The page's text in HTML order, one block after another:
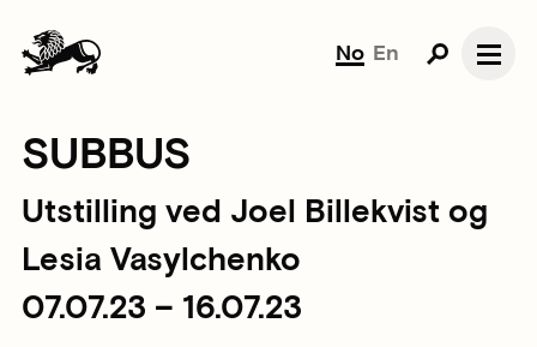
No En
SUBBUS
Utstilling ved Joel Billekvist og
Lesia Vasylchenko
07.07.23 – 16.07.23